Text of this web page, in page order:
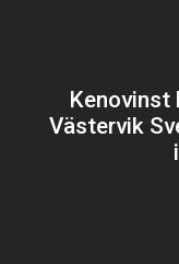
Kenovinst
Västervik